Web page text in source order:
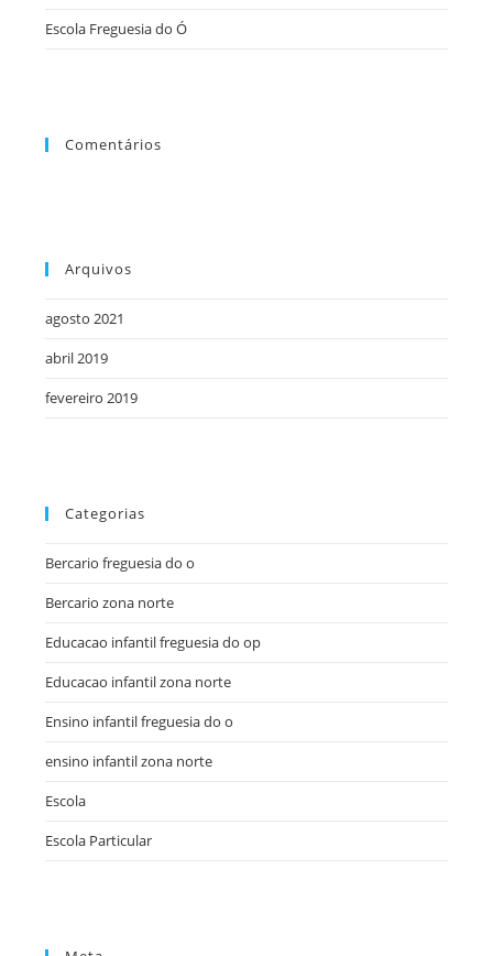
Escola Freguesia do Ó
Comentários
Arquivos
agosto 2021
abril 2019
fevereiro 2019
Categorias
Bercario freguesia do o
Bercario zona norte
Educacao infantil freguesia do op
Educacao infantil zona norte
Ensino infantil freguesia do o
ensino infantil zona norte
Escola
Escola Particular